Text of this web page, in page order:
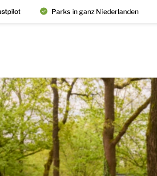
Parks in ganz Niederlanden